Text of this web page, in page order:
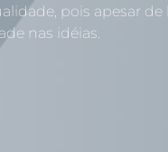
pois apesar de
nas idéias.